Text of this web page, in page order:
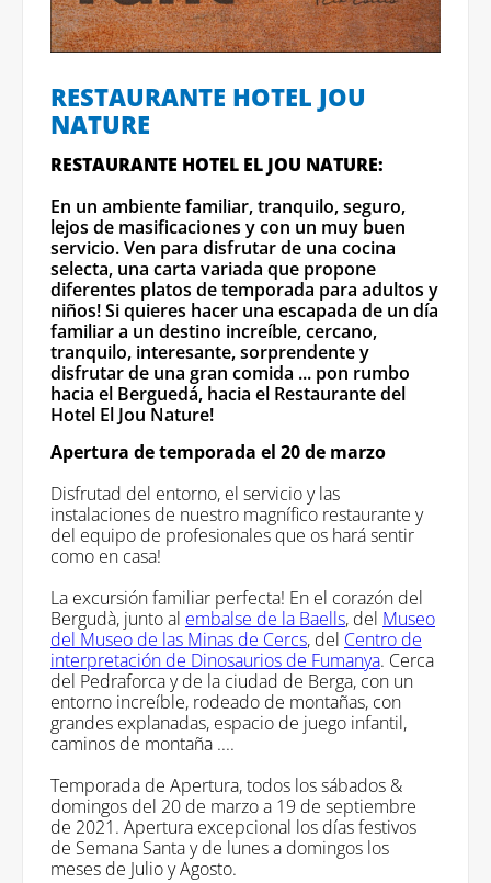
RESTAURANTE HOTEL JOU
NATURE
RESTAURANTE HOTEL EL JOU NATURE:
En un ambiente familiar, tranquilo, seguro,
lejos de masificaciones y con un muy buen
servicio. Ven para disfrutar de una cocina
selecta, una carta variada que propone
diferentes platos de temporada para adultos y
niños! Si quieres hacer una escapada de un día
familiar a un destino increíble, cercano,
tranquilo, interesante, sorprendente y
disfrutar de una gran comida ... pon rumbo
hacia el Berguedá, hacia el Restaurante del
Hotel El Jou Nature!
Apertura de temporada el 20 de marzo
Disfrutad del entorno, el servicio y las
instalaciones de nuestro magnífico restaurante y
del equipo de profesionales que os hará sentir
como en casa!
La excursión familiar perfecta! En el corazón del
Bergudà, junto al embalse de la Baells, del Museo
del Museo de las Minas de Cercs, del Centro de
interpretación de Dinosaurios de Fumanya. Cerca
del Pedraforca y de la ciudad de Berga, con un
entorno increíble, rodeado de montañas, con
grandes explanadas, espacio de juego infantil,
caminos de montaña ....
Temporada de Apertura, todos los sábados &
domingos del 20 de marzo a 19 de septiembre
de 2021. Apertura excepcional los días festivos
de Semana Santa y de lunes a domingos los
meses de Julio y Agosto.